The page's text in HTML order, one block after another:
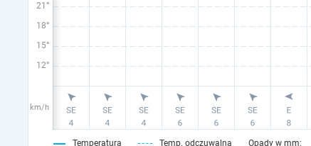
21°
18°
15°
12°
km/h
Temperatura Temp. odczuwalna Opady w mm: